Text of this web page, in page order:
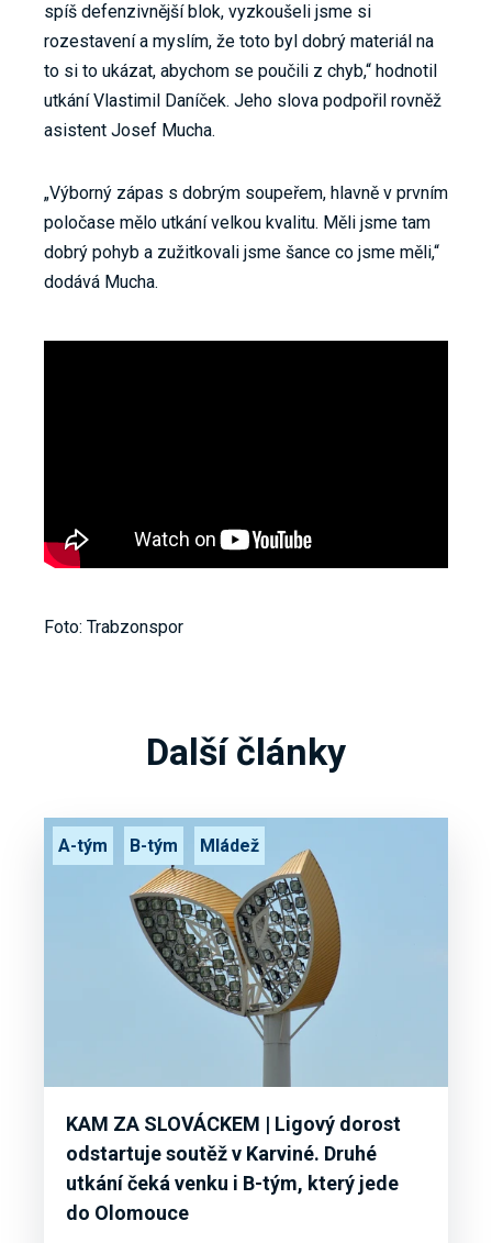
spíš defenzivnější blok, vyzkoušeli jsme si
rozestavení a myslím, že toto byl dobrý materiál na
to si to ukázat, abychom se poučili z chyb,“ hodnotil
utkání Vlastimil Daníček. Jeho slova podpořil rovněž
asistent Josef Mucha.
„Výborný zápas s dobrým soupeřem, hlavně v prvním
poločase mělo utkání velkou kvalitu. Měli jsme tam
dobrý pohyb a zužitkovali jsme šance co jsme měli,“
dodává Mucha.
Foto: Trabzonspor
Další články
KAM ZA SLOVÁCKEM | Ligový dorost
odstartuje soutěž v Karviné. Druhé
utkání čeká venku i B-tým, který jede
do Olomouce
A-tým B-tým Mládež